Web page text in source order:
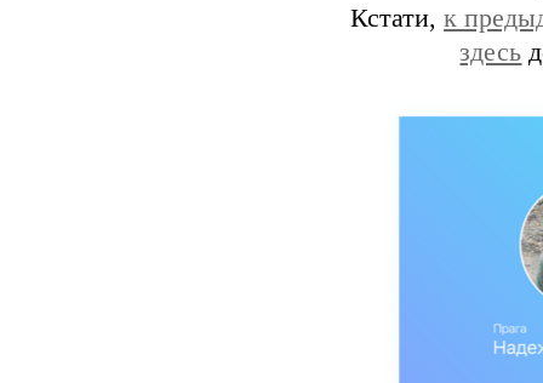
Кстати, к
здесь